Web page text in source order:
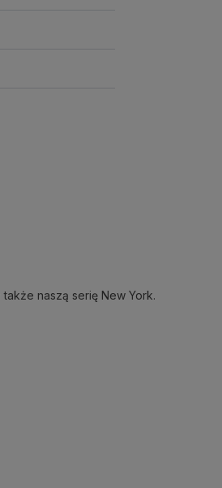
naszą serię New York.